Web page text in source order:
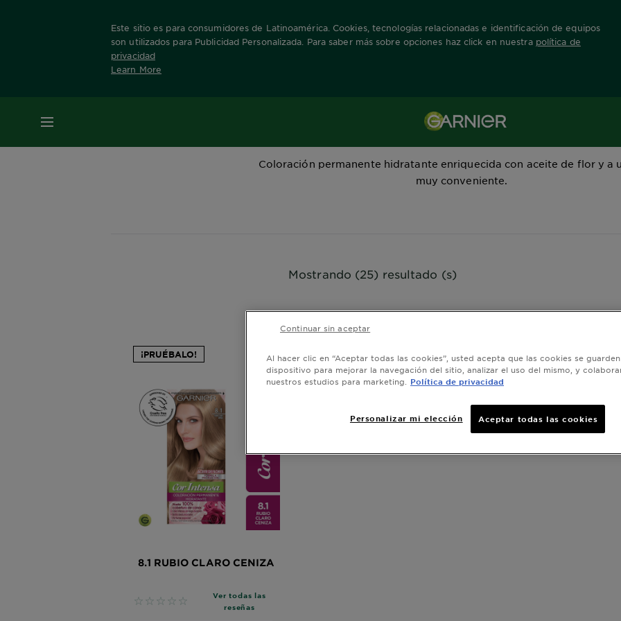
Este sitio es para consumidores de Latinoamérica. Cookies, tecnologías relacionadas e identificación de equipos
son utilizados para Publicidad Personalizada. Para saber más sobre opciones haz click en nuestra política de
privacidad
Learn More
MENÚ
Home Productos
Cor Intensa
Coloración permanente hidratante enriquecida con aceite de flor y a
muy conveniente.
Mostrando (25) resultado (s)
¡PRUÉBALO!
8.1 RUBIO CLARO CENIZA
No reviews
Ver todas las
reseñas
Al hacer clic en “Aceptar todas las cookies”, usted acepta que las cookies se
dispositivo para mejorar la navegación del sitio, analizar el uso del mismo, y
nuestros estudios para marketing.
Política de privacidad
Personalizar mi elección Aceptar todas las cookies
Continuar sin aceptar